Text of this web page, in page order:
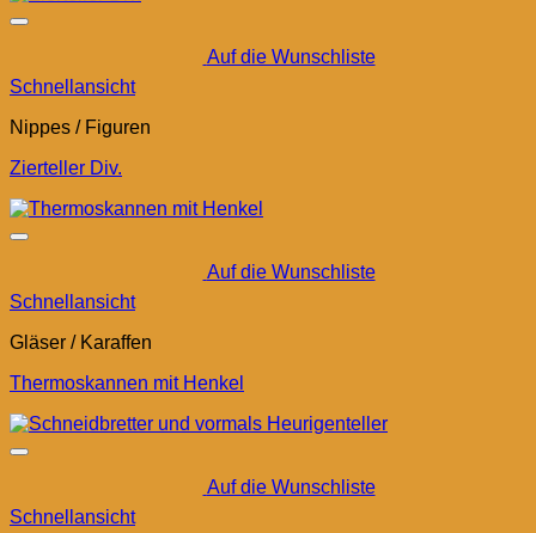
Auf die Wunschliste
Schnellansicht
Nippes / Figuren
Zierteller Div.
Auf die Wunschliste
Schnellansicht
Gläser / Karaffen
Thermoskannen mit Henkel
Auf die Wunschliste
Schnellansicht